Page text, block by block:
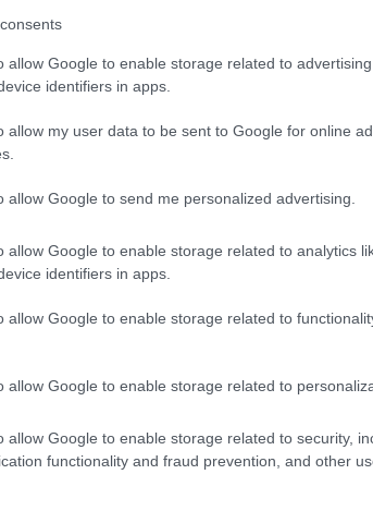
allow Google to enable storage related to
identifiers in apps.
allow my user data to be sent to Google for online
allow Google to send me personalized advertising.
allow Google to enable storage related to analytics
identifiers in apps.
allow Google to enable storage related to
allow Google to enable storage related to
allow Google to enable storage related to security,
functionality and fraud prevention, and other
reconstrucción gráfica más extrema y en color
tenéis en la cabecera].
revivido y aunque todavía no sabemos cuando
lo podremos ver, lo que podemos adivinar
que nunca, con un aspecto más robusto y
podía ser de otra manera, también circulan
utilizar un propulsor 1.
de origen Volkswagen.
dice y os lo contaremos aquí.